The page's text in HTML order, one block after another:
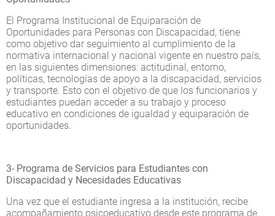
El Programa Institucional de Equiparación de
Oportunidades para Personas con Discapacidad, tiene
como objetivo dar seguimiento al cumplimiento de la
normativa internacional y nacional vigente en nuestro país,
en las siguientes dimensiones: actitudinal, entorno,
políticas, tecnologías de apoyo a la discapacidad, servicios
y transporte. Esto con el objetivo de que los funcionarios y
estudiantes puedan acceder a su trabajo y proceso
educativo en condiciones de igualdad y equiparación de
oportunidades.
3- Programa de Servicios para Estudiantes con
Discapacidad y Necesidades Educativas
Una vez que el estudiante ingresa a la institución, recibe
acompañamiento psicoeducativo desde este programa de